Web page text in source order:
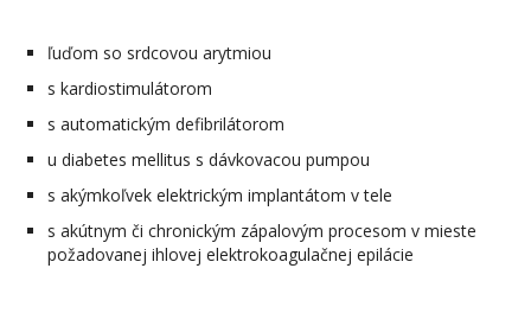
ľuďom so srdcovou arytmiou
s kardiostimulátorom
s automatickým defibrilátorom
u diabetes mellitus s dávkovacou pumpou
s akýmkoľvek elektrickým implantátom v tele
s akútnym či chronickým zápalovým procesom v mieste
požadovanej ihlovej elektrokoagulačnej epilácie